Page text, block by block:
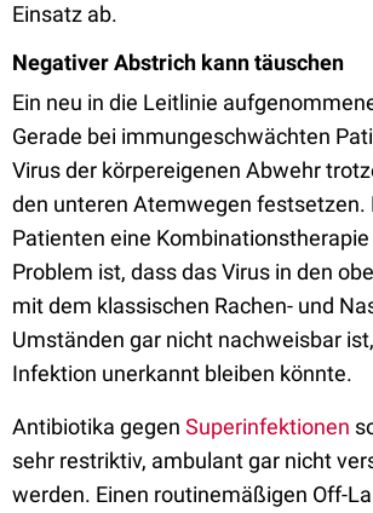
Einsatz ab.
Negativer Abstrich kann täuschen
Ein neu in die Leitlinie
Gerade bei immungeschwächten
Virus der körpereigenen Abwehr
den unteren Atemwegen festsetzen.
Patienten eine
Problem ist, dass das Virus in den
mit dem klassischen Rachen- und
Umständen gar nicht nachweisbar
Infektion unerkannt bleiben könnte.
Antibiotika gegen Superinfektionen
sehr restriktiv, ambulant gar nicht
werden. Einen routinemäßigen Off-